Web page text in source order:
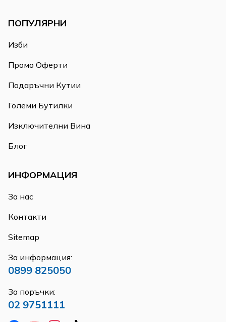
ПОПУЛЯРНИ
Изби
Промо Оферти
Подаръчни Кутии
Големи Бутилки
Изключителни Вина
Блог
ИНФОРМАЦИЯ
За нас
Контакти
Sitemap
За информация:
0899 825050
За поръчки:
02 9751111